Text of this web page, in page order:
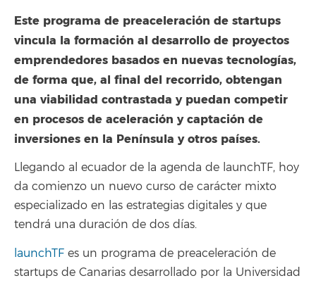
Este programa de preaceleración de startups
vincula la formación al desarrollo de proyectos
emprendedores basados en nuevas tecnologías,
de forma que, al final del recorrido, obtengan
una viabilidad contrastada y puedan competir
en procesos de aceleración y captación de
inversiones en la Península y otros países.
Llegando al ecuador de la agenda de launchTF, hoy
da comienzo un nuevo curso de carácter mixto
especializado en las estrategias digitales y que
tendrá una duración de dos días.
launchTF es un programa de preaceleración de
startups de Canarias desarrollado por la Universidad